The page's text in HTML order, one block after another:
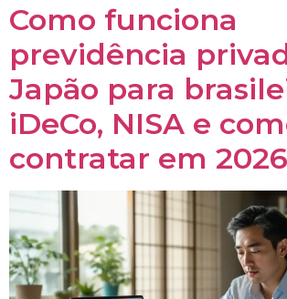
Como funciona
previdência
Japão para
iDeCo, NISA e
contratar em 2026